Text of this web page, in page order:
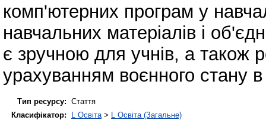
комп'ютерних програм у
навчальних матеріалів і
є зручною для учнів, а також
урахуванням воєнного стану в
Тип ресурсу: Стаття
Класифікатор:
L Освіта > L Освіта (Загальне)